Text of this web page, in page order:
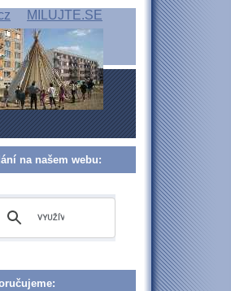
MILUJTE.SE
na našem webu: